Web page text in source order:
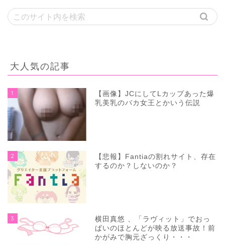
大人気の記事
1
【画像】JCにしてLカップあった爆
乳美乳のバカ女王とかいう伝説
2
【悲報】Fantiaの割れサイト、存在
するのか？しないのか？
3
横田真悠 、「ラヴィット」でおっ
ぱいのほとんどが映る放送事故！前
かがみで胸元ざっくり・・・